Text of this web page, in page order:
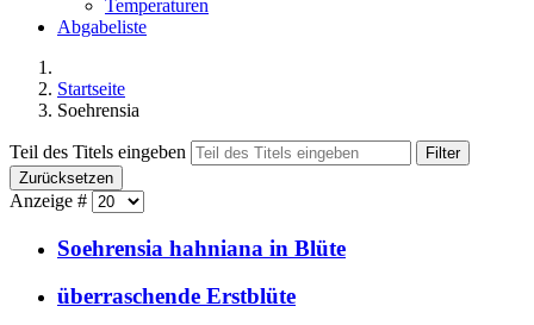
Temperaturen
Abgabeliste
Startseite
Soehrensia
Teil des Titels eingeben
Filter
Zurücksetzen
Anzeige #
Soehrensia hahniana in Blüte
überraschende Erstblüte